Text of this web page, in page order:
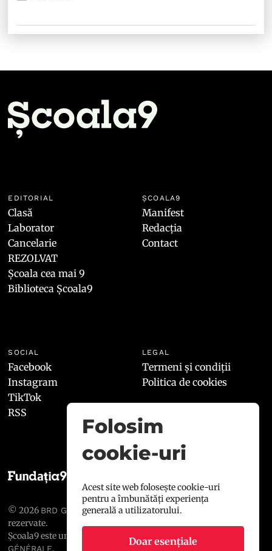
EDITORIAL
Clasă
Laborator
Cancelarie
REZOLVAT
Școala cea mai 9
Biblioteca Școala9
ȘCOALA9
Manifest
Redacția
Contact
SOCIAL
Facebook
Instagram
TikTok
RSS
LEGAL
Termeni și condiții
Politica de cookies
© 2026 BRD GROUPE SOCIÉTÉ GÉNÉRALE
rezervate.
Școala9 este un proiect susținut de
BRD GROUPE SOCIÉTÉ
GÉNÉRALE.
Folosim
cookie-uri
Acest site web folosește cookie-uri
pentru a îmbunătăți experiența
generală a utilizatorului.
Doar esențiale